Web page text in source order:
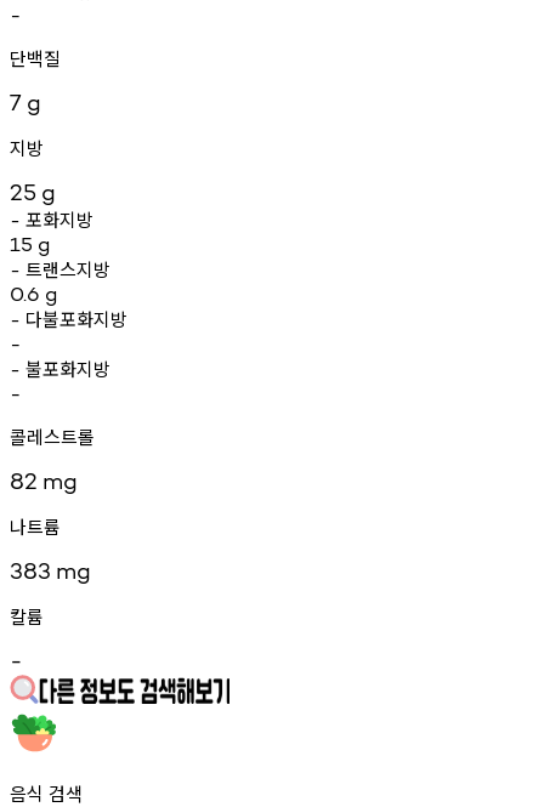
-
단백질
7 g
지방
25 g
- 포화지방
15 g
- 트랜스지방
0.6 g
- 다불포화지방
-
- 불포화지방
-
콜레스트롤
82 mg
나트륨
383 mg
칼륨
-
음식 검색